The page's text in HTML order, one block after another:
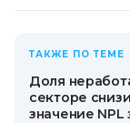
ТАКЖЕ ПО ТЕМЕ
Доля
секторе
значение NPL